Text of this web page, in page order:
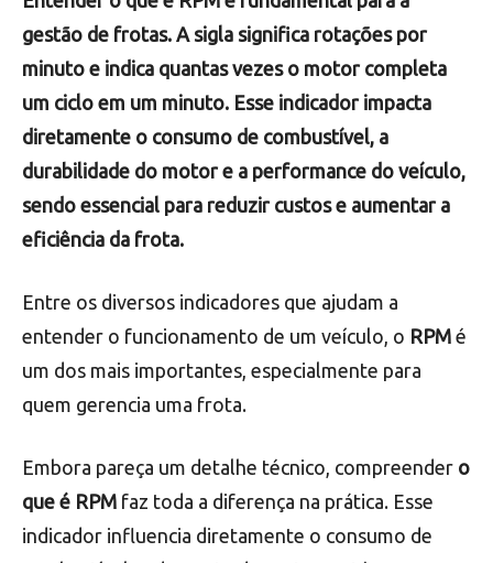
gestão de frotas. A sigla significa rotações por
minuto e indica quantas vezes o motor completa
um ciclo em um minuto. Esse indicador impacta
diretamente o consumo de combustível, a
durabilidade do motor e a performance do veículo,
sendo essencial para reduzir custos e aumentar a
eficiência da frota.
Entre os diversos indicadores que ajudam a
entender o funcionamento de um veículo, o RPM é
um dos mais importantes, especialmente para
quem gerencia uma frota.
Embora pareça um detalhe técnico, compreender o
que é RPM faz toda a diferença na prática. Esse
indicador influencia diretamente o consumo de